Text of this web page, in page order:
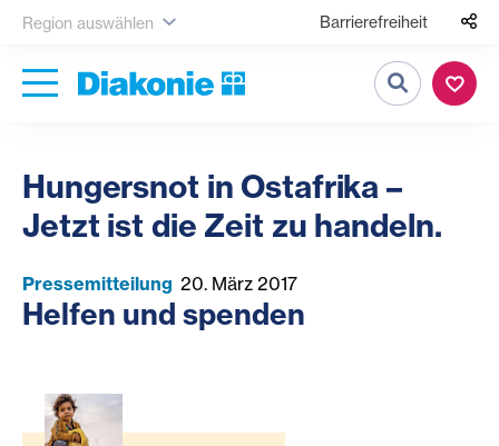
Region auswählen Barrierefreiheit
Suche
Hungersnot in Ostafrika –
Jetzt ist die Zeit zu handeln.
Pressemitteilung 20. März 2017
Helfen und spenden